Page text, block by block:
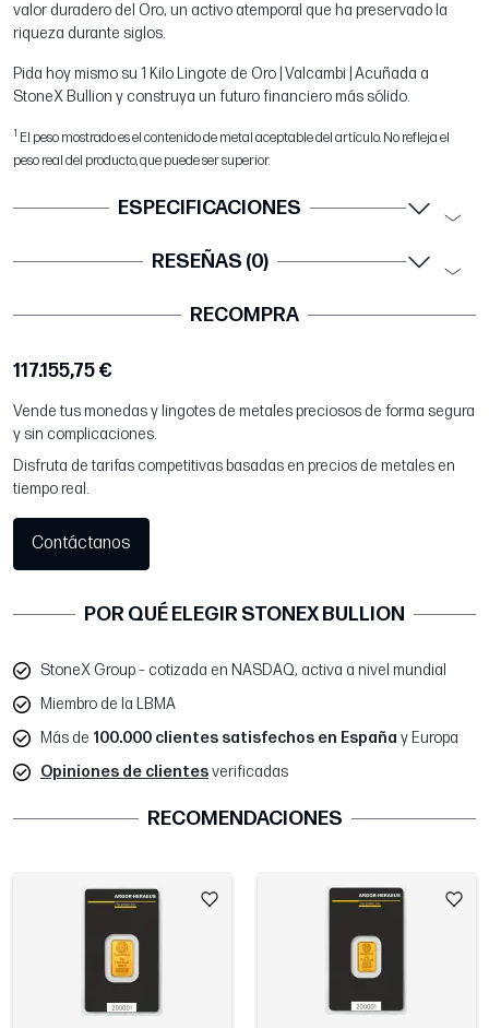
valor duradero del Oro, un activo atemporal que ha preservado la
riqueza durante siglos.
Pida hoy mismo su 1 Kilo Lingote de Oro | Valcambi | Acuñada a
StoneX Bullion y construya un futuro financiero más sólido.
1 El peso mostrado es el contenido de metal aceptable del artículo. No refleja el
peso real del producto, que puede ser superior.
ESPECIFICACIONES
RESEÑAS (0)
RECOMPRA
117.155,75 €
Vende tus monedas y lingotes de metales preciosos de forma segura
y sin complicaciones.
Disfruta de tarifas competitivas basadas en precios de metales en
tiempo real.
Contáctanos
POR QUÉ ELEGIR STONEX BULLION
StoneX Group – cotizada en NASDAQ, activa a nivel mundial
Miembro de la LBMA
Más de 100.000 clientes satisfechos en España y Europa
Opiniones de clientesverificadas
RECOMENDACIONES